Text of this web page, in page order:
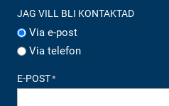
JAG VILL BLI KONTAKTAD
Via e-post
Via telefon
E-POST*